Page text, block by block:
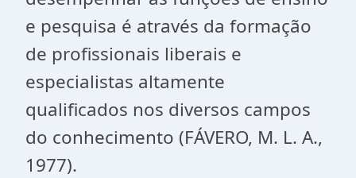
e pesquisa é através da formação
de profissionais liberais e
especialistas altamente
qualificados nos diversos campos
do conhecimento (FÁVERO, M. L. A.,
1977).